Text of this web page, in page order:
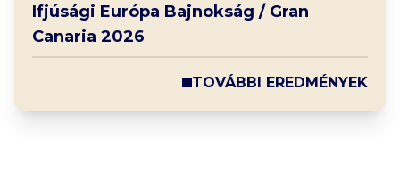
Ifjúsági Európa Bajnokság / Gran
Canaria 2026
TOVÁBBI EREDMÉNYEK